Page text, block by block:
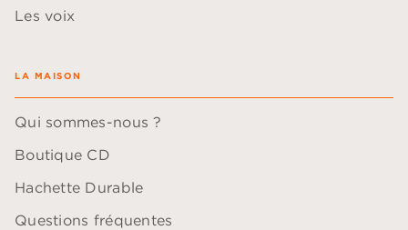
Les voix
LA MAISON
Qui sommes-nous ?
Boutique CD
Hachette Durable
Questions fréquentes